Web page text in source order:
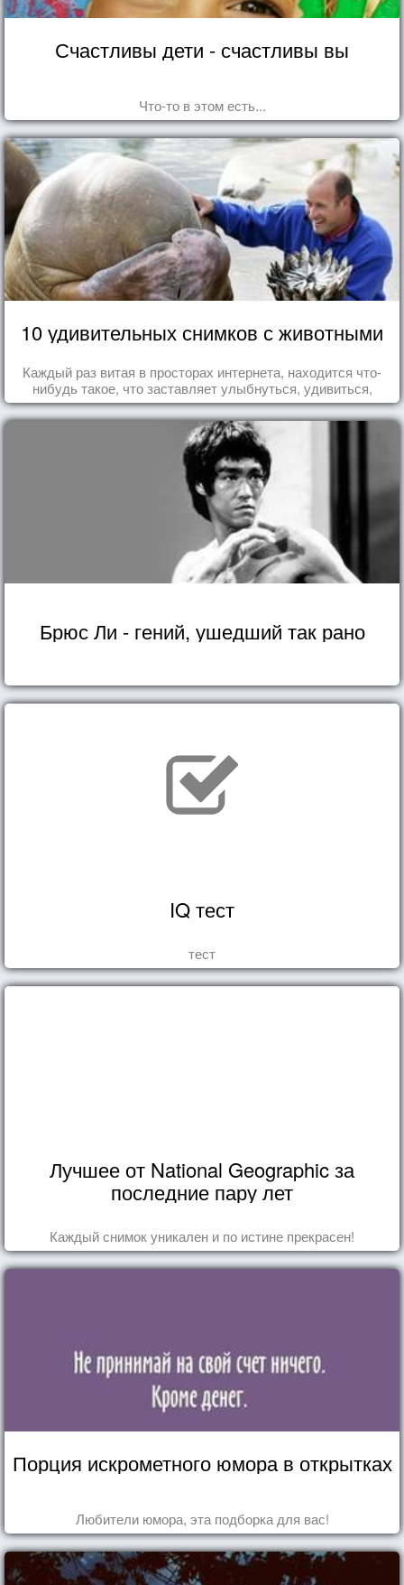
Счастливы дети - счастливы вы
Что-то в этом есть...
10 удивительных снимков с животными
Каждый раз витая в просторах интернета, находится что-
нибудь такое, что заставляет улыбнуться, удивиться,
восхититься...
Брюс Ли - гений, ушедший так рано
IQ тест
тест
Лучшее от National Geographic за
последние пару лет
Каждый снимок уникален и по истине прекрасен!
Порция искрометного юмора в открытках
Любители юмора, эта подборка для вас!